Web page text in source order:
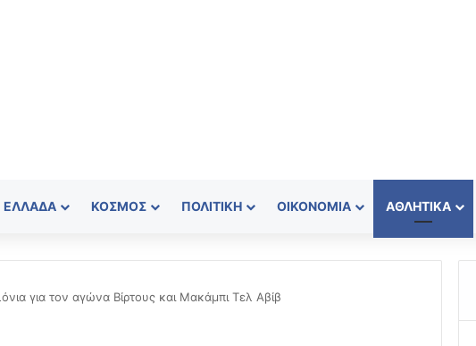
ΕΛΛΆΔΑ ΚΌΣΜΟΣ ΠΟΛΙΤΙΚΉ ΟΙΚΟΝΟΜΊΑ ΑΘΛΗΤΙΚΆ
για τον αγώνα Βίρτους και Μακάμπι Τελ Αβίβ